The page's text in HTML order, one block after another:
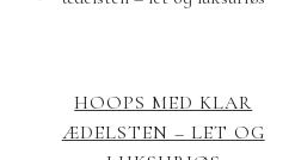
HOOPS MED KLAR
ÆDELSTEN – LET OG